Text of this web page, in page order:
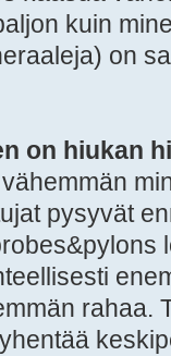
kuin
on
on hiukan
pysyvät
rahaa.